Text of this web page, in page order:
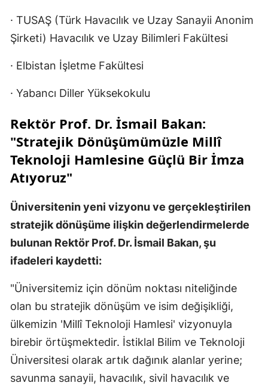
· TUSAŞ (Türk Havacılık ve Uzay Sanayii Anonim
Şirketi) Havacılık ve Uzay Bilimleri Fakültesi
· Elbistan İşletme Fakültesi
· Yabancı Diller Yüksekokulu
Rektör Prof. Dr. İsmail Bakan:
"Stratejik Dönüşümümüzle Millî
Teknoloji Hamlesine Güçlü Bir İmza
Atıyoruz"
Üniversitenin yeni vizyonu ve gerçekleştirilen
stratejik dönüşüme ilişkin değerlendirmelerde
bulunan Rektör Prof. Dr. İsmail Bakan, şu
ifadeleri kaydetti:
"Üniversitemiz için dönüm noktası niteliğinde
olan bu stratejik dönüşüm ve isim değişikliği,
ülkemizin 'Millî Teknoloji Hamlesi' vizyonuyla
birebir örtüşmektedir. İstiklal Bilim ve Teknoloji
Üniversitesi olarak artık dağınık alanlar yerine;
savunma sanayii, havacılık, sivil havacılık ve